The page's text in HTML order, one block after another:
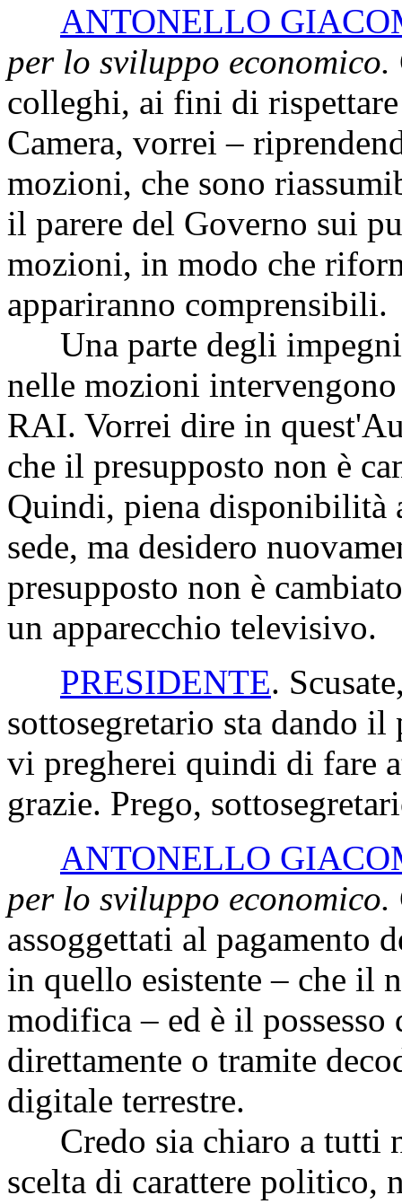
ANTONELLO
per lo sviluppo economico.
colleghi, ai fini di
Camera, vorrei –
mozioni, che sono
il parere del Governo sui
mozioni, in modo che
appariranno comprensibili.
Una parte degli impegni
nelle mozioni
RAI. Vorrei dire in
che il presupposto non è
Quindi, piena disponibilità
sede, ma desidero
presupposto non è
un apparecchio televisivo.
PRESIDENTE.
sottosegretario sta dando
vi pregherei quindi di fare
grazie. Prego,
ANTONELLO
per lo sviluppo economico.
assoggettati al pagamento
in quello esistente – che il
modifica – ed è il
direttamente o tramite
digitale terrestre.
Credo sia chiaro a tutti
scelta di carattere politico,